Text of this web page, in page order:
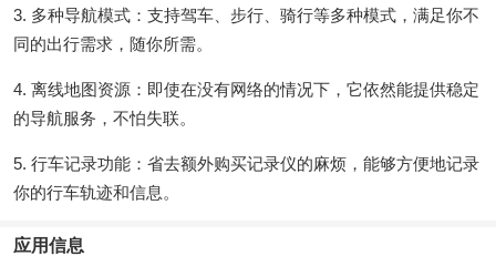
3. 多种导航模式：支持驾车、步行、骑行等多种模式，满足你不
同的出行需求，随你所需。
4. 离线地图资源：即使在没有网络的情况下，它依然能提供稳定
的导航服务，不怕失联。
5. 行车记录功能：省去额外购买记录仪的麻烦，能够方便地记录
你的行车轨迹和信息。
应用信息